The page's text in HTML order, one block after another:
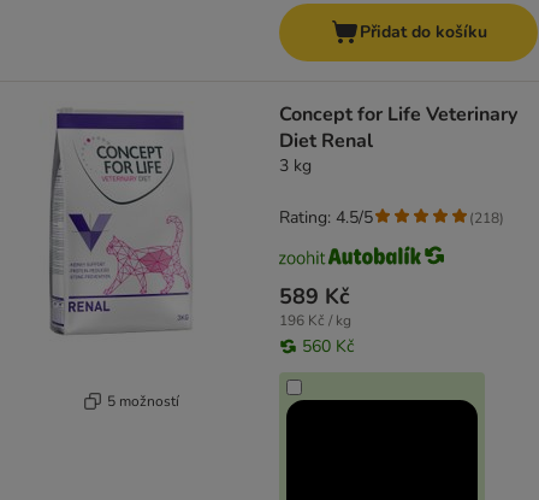
Přidat do košíku
5 možností
Concept for Life Veterinary
Diet Renal
3 kg
589 Kč
196 Kč / kg
560 Kč
Rating: 4.5/5 (218)